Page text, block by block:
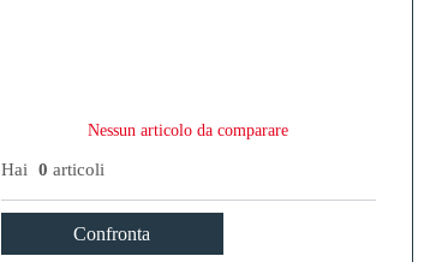
Nessun articolo da comparare
Hai 0 articoli
Confronta